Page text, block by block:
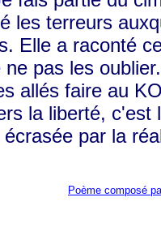
les terreurs
Elle a raconté
ne pas les
allés faire au
la liberté,
par la
Poème composé